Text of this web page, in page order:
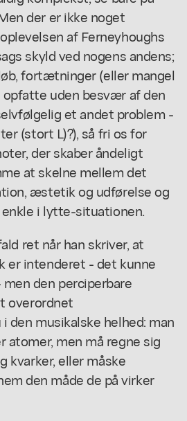
der er ikke noget
af Ferneyhoughs
skyld ved nogens andens;
fortætninger (eller mangel
opfatte uden besvær af den
et andet problem -
(stort L)?), så fri os for
der skaber åndeligt
at skelne mellem det
æstetik og udførelse og
i lytte-situationen.
ret når han skriver, at
er intenderet - det kunne
den perciperbare
overordnet
den musikalske helhed: man
atomer, men må regne sig
kvarker, eller måske
den måde de på virker